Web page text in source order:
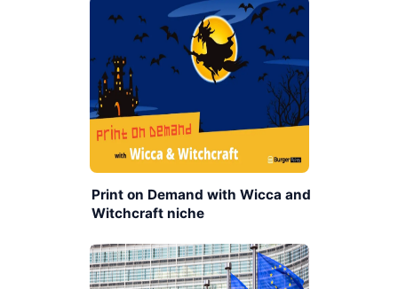
Print on Demand with Wicca and
Witchcraft niche